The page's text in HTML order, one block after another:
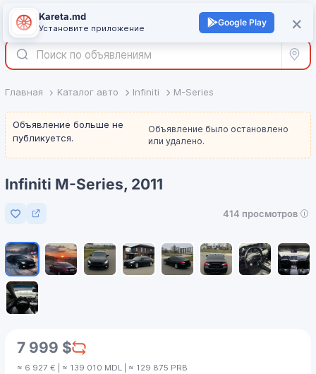
Войти +
Все
Главная Каталог авто Infiniti M-Series
Объявление больше не
публикуется.
Объявление было остановлено
или удалено.
Infiniti M-Series, 2011
Добавить в избранное
414 просмотров
7 999 $
≈ 6 927 € | ≈ 139 010 MDL | ≈ 129 875 PRB
×
Kareta.md
Установите приложение
Google Play